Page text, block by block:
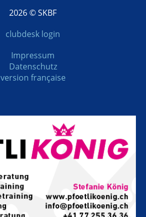
2026 © SKBF
clubdesk login
Impressum
Datenschutz
version française